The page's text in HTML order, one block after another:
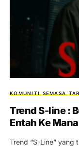
KOMUNITI SEMASA
Trend S-line :
Entah Ke Mana
Trend “S-Line” yang